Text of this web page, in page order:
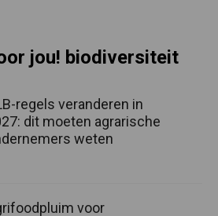
jou! biodiversiteit
regels veranderen in
dit moeten agrarische
weten
voor